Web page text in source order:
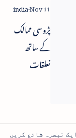
انحراف -
کانگریس
پڑوسی ممالک
کے ساتھ
تعلقات